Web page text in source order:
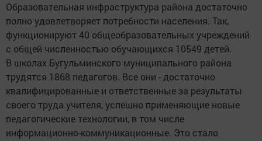
Образовательная инфраструктура района достаточно
полно удовлетворяет потребности населения. Так,
функционируют 40 общеобразовательных учреждений
с общей численностью обучающихся 10549 детей.
В школах Бугульминского муниципального района
трудятся 1868 педагогов. Все они - достаточно
квалифицированные и ответственные за результаты
своего труда учителя, успешно применяющие новые
педагогические технологии, в том числе
информационно-коммуникационные. Это стало